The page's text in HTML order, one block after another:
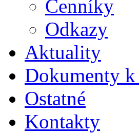
Cenníky
Odkazy
Aktuality
Dokumenty
Ostatné
Kontakty